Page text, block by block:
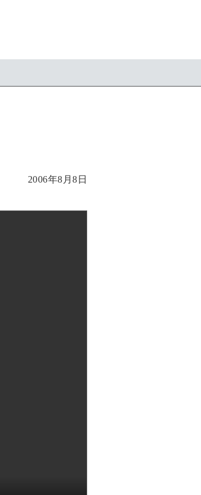
2006年8月8日